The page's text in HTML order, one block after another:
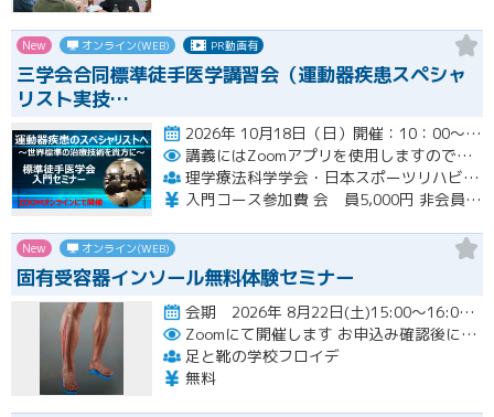
New オンライン(WEB) PR動画有
三学会合同標準徒手医学講習会（運動器疾患スペシャ
リスト実技…
2026年 10月18日（日）開催：10：00～17：00 6時間の入門コースWebセミナー開催
講義にはZoomアプリを使用しますので受講生の皆様は各自準備をお願いいたします。
理学療法科学学会・日本スポーツリハビリテーション学会・標準徒手医学会 運動器疾患スペシャリスト実技講習会（三学会合同標準徒手医学講習会）
入門コース参加費 会 員5,000円 非会員6,000円
New オンライン(WEB)
固有受容器インソール無料体験セミナー
会期 2026年 8月22日(土)15:00～16:00開催
Zoomにて開催します お申込み確認後に、メールにてZOOM招待メールを送ります
足と靴の学校フロイデ
無料